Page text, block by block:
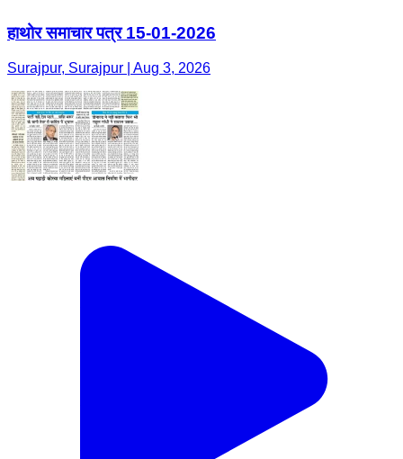
हाथोर समाचार पत्र 15-01-2026
Surajpur, Surajpur | Aug 3, 2026